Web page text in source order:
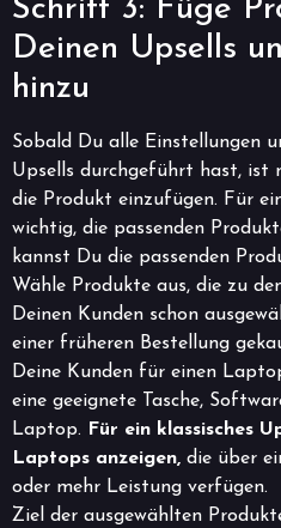
Schritt 3: Füge
Deinen Upsells
hinzu
Sobald Du alle Einstellungen
Upsells durchgeführt hast, ist
die Produkt einzufügen. Für
wichtig, die passenden
kannst Du die passenden
Wähle Produkte aus, die zu
Deinen Kunden schon
einer früheren Bestellung
Deine Kunden für einen
eine geeignete Tasche,
Laptop. Für ein klassisches
Laptops anzeigen, die über
oder mehr Leistung verfügen.
Ziel der ausgewählten